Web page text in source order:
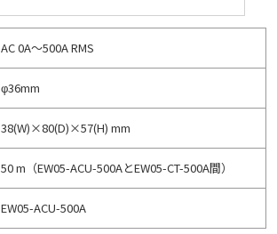
AC 0A～500A RMS
φ36mm
38(W)×80(D)×57(H) mm
50 m（EW05-ACU-500AとEW05-CT-500A間）
EW05-ACU-500A